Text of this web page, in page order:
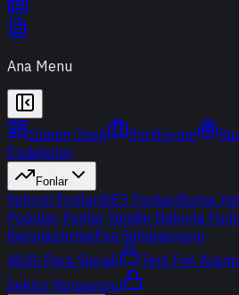
Ana Menu
Günün Özeti Portföyüm
Endeksler
Fonlar
Yatırım FonlarıBES FonlarıBorsa
Popüler Fonlar YeniBir Bakışta
KarşılaştırmaFon Simülasyonu
Akıllı Para Sinyali
Ters Fon
Sektör Rotasyonu